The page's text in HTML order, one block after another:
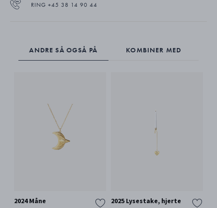
RING +45 38 14 90 44
ANDRE SÅ OGSÅ PÅ KOMBINER MED
2024 Måne 2025 Lysestake, hjerte